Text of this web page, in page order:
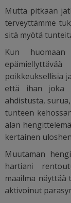
Mutta pitkään
terveyttämme
sitä myötä
Kun
poikkeuksellisia
että ihan joka
ahdistusta,
tunteen
alan
kertainen
Muutaman
hartiani
maailma näyttää
aktivoinut